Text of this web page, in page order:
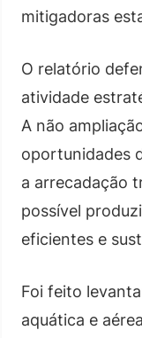
mitigadoras
O relatório
atividade
A não
oportunidades
a arrecadação
possível
eficientes e
Foi feito
aquática e